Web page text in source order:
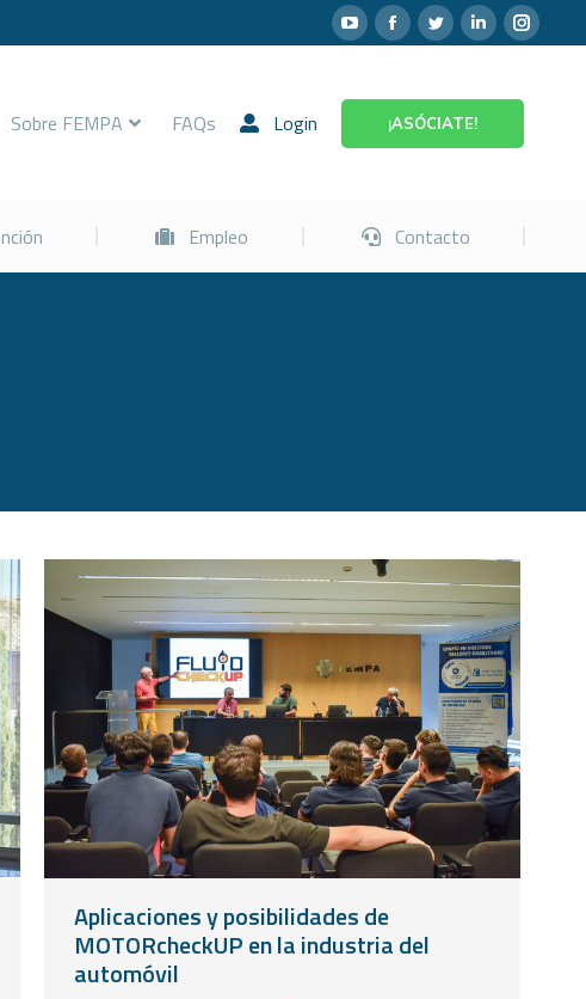
Sobre FEMPA FAQs Login ¡ASÓCIATE!
Empleo Contacto
Aplicaciones y posibilidades de
MOTORcheckUP en la industria del
automóvil
Prevención Empleo Contacto